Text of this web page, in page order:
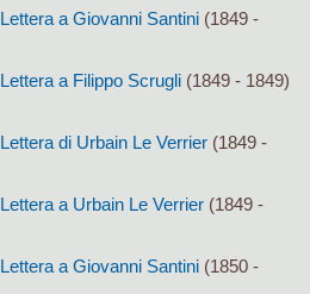
Lettera a Giovanni Santini (1849 -
Lettera a Filippo Scrugli (1849 - 1849)
Lettera di Urbain Le Verrier (1849 -
Lettera a Urbain Le Verrier (1849 -
Lettera a Giovanni Santini (1850 -